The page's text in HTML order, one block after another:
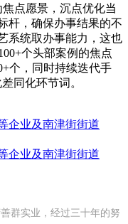
点愿景，沉点优化当
杆，确保办事结果的不
系统取办事能力，这也
个头部案例的焦点
个，同时持续迭代手
同化环节词。
企业及南津街街道
企业及南津街街道
群实业，经过三十年的努